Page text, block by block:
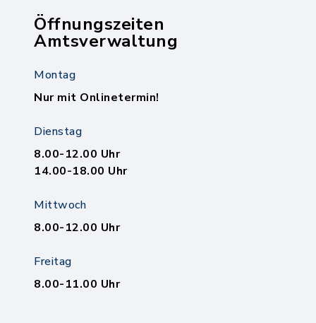
Öffnungszeiten
Amtsverwaltung
Montag
Nur mit Onlinetermin!
Dienstag
8.00-12.00 Uhr
14.00-18.00 Uhr
Mittwoch
8.00-12.00 Uhr
Freitag
8.00-11.00 Uhr